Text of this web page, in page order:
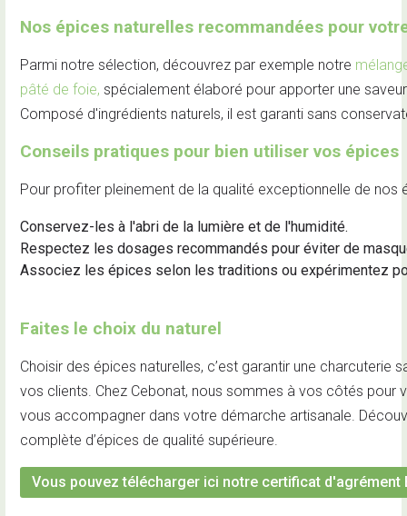
Nos épices naturelles recommandées pour
Parmi notre sélection, découvrez par exemple notre
pâté de foie, spécialement élaboré pour apporter une
Composé d'ingrédients naturels, il est garanti sans
Conseils pratiques pour bien utiliser vos épices
Pour profiter pleinement de la qualité exceptionnelle de nos
Conservez-les à l'abri de la lumière et de l'humidité.
Respectez les dosages recommandés pour éviter de
Associez les épices selon les traditions ou expérimentez
Faites le choix du naturel
Choisir des épices naturelles, c’est garantir une charcuterie
vos clients. Chez Cebonat, nous sommes à vos côtés pour
vous accompagner dans votre démarche artisanale.
complète d’épices de qualité supérieure.
Vous pouvez télécharger ici notre certificat d'agrément